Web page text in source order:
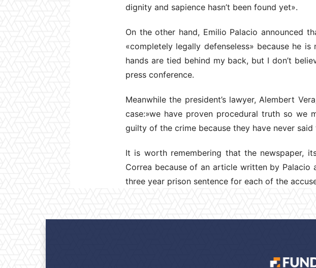
dignity and sapience hasn’t been found yet».
On the other hand, Emilio Palacio announced
«completely legally defenseless» because he
hands are tied behind my back, but I don’t
press conference.
Meanwhile the president’s lawyer, Alembert
case:»we have proven procedural truth so we
guilty of the crime because they have never said
It is worth remembering that the newspaper,
Correa because of an article written by Palacio
three year prison sentence for each of the